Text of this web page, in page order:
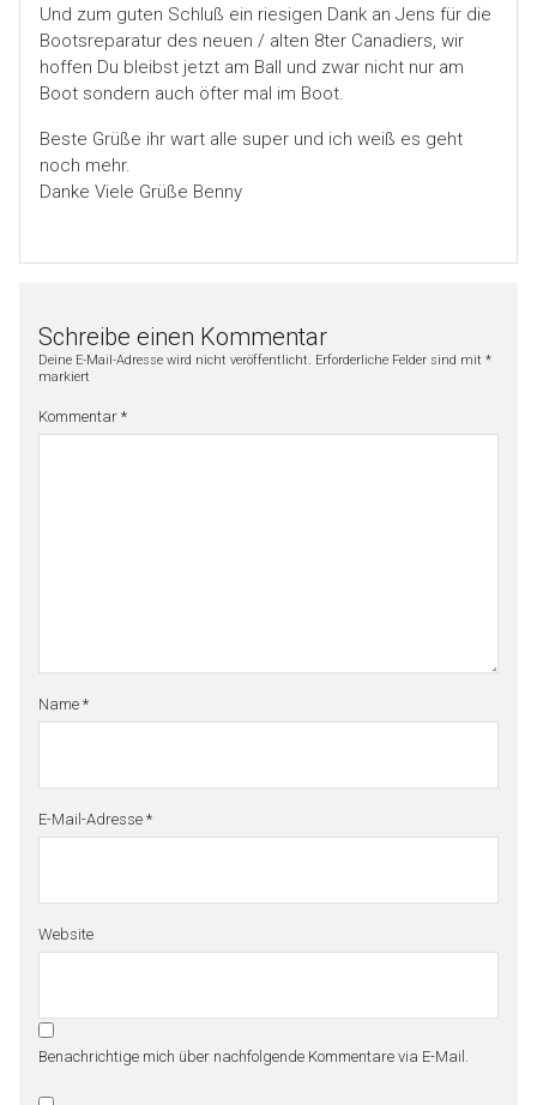
Und zum guten Schluß ein riesigen Dank an Jens für die
Bootsreparatur des neuen / alten 8ter Canadiers, wir
hoffen Du bleibst jetzt am Ball und zwar nicht nur am
Boot sondern auch öfter mal im Boot.
Beste Grüße ihr wart alle super und ich weiß es geht
noch mehr.
Danke Viele Grüße Benny
Schreibe einen Kommentar
Deine E-Mail-Adresse wird nicht veröffentlicht. Erforderliche Felder sind mit *
markiert
Kommentar *
Name *
E-Mail-Adresse *
Website
Benachrichtige mich über nachfolgende Kommentare via E-Mail.